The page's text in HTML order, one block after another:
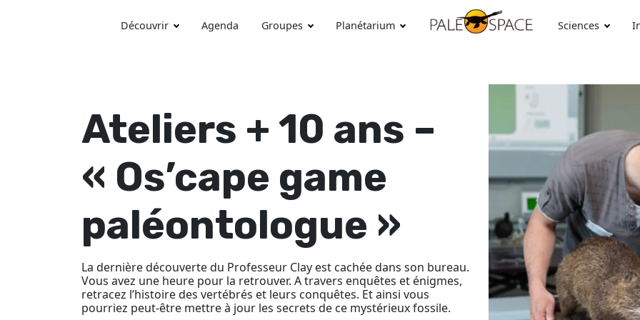
Découvrir Agenda Groupes Planétarium Sciences
Ateliers + 10 ans –
« Os’cape game
paléontologue »
La dernière découverte du Professeur Clay est cachée dans son bureau.
Vous avez une heure pour la retrouver. A travers enquêtes et énigmes,
retracez l’histoire des vertébrés et leurs conquêtes. Et ainsi vous
pourriez peut-être mettre à jour les secrets de ce mystérieux fossile.